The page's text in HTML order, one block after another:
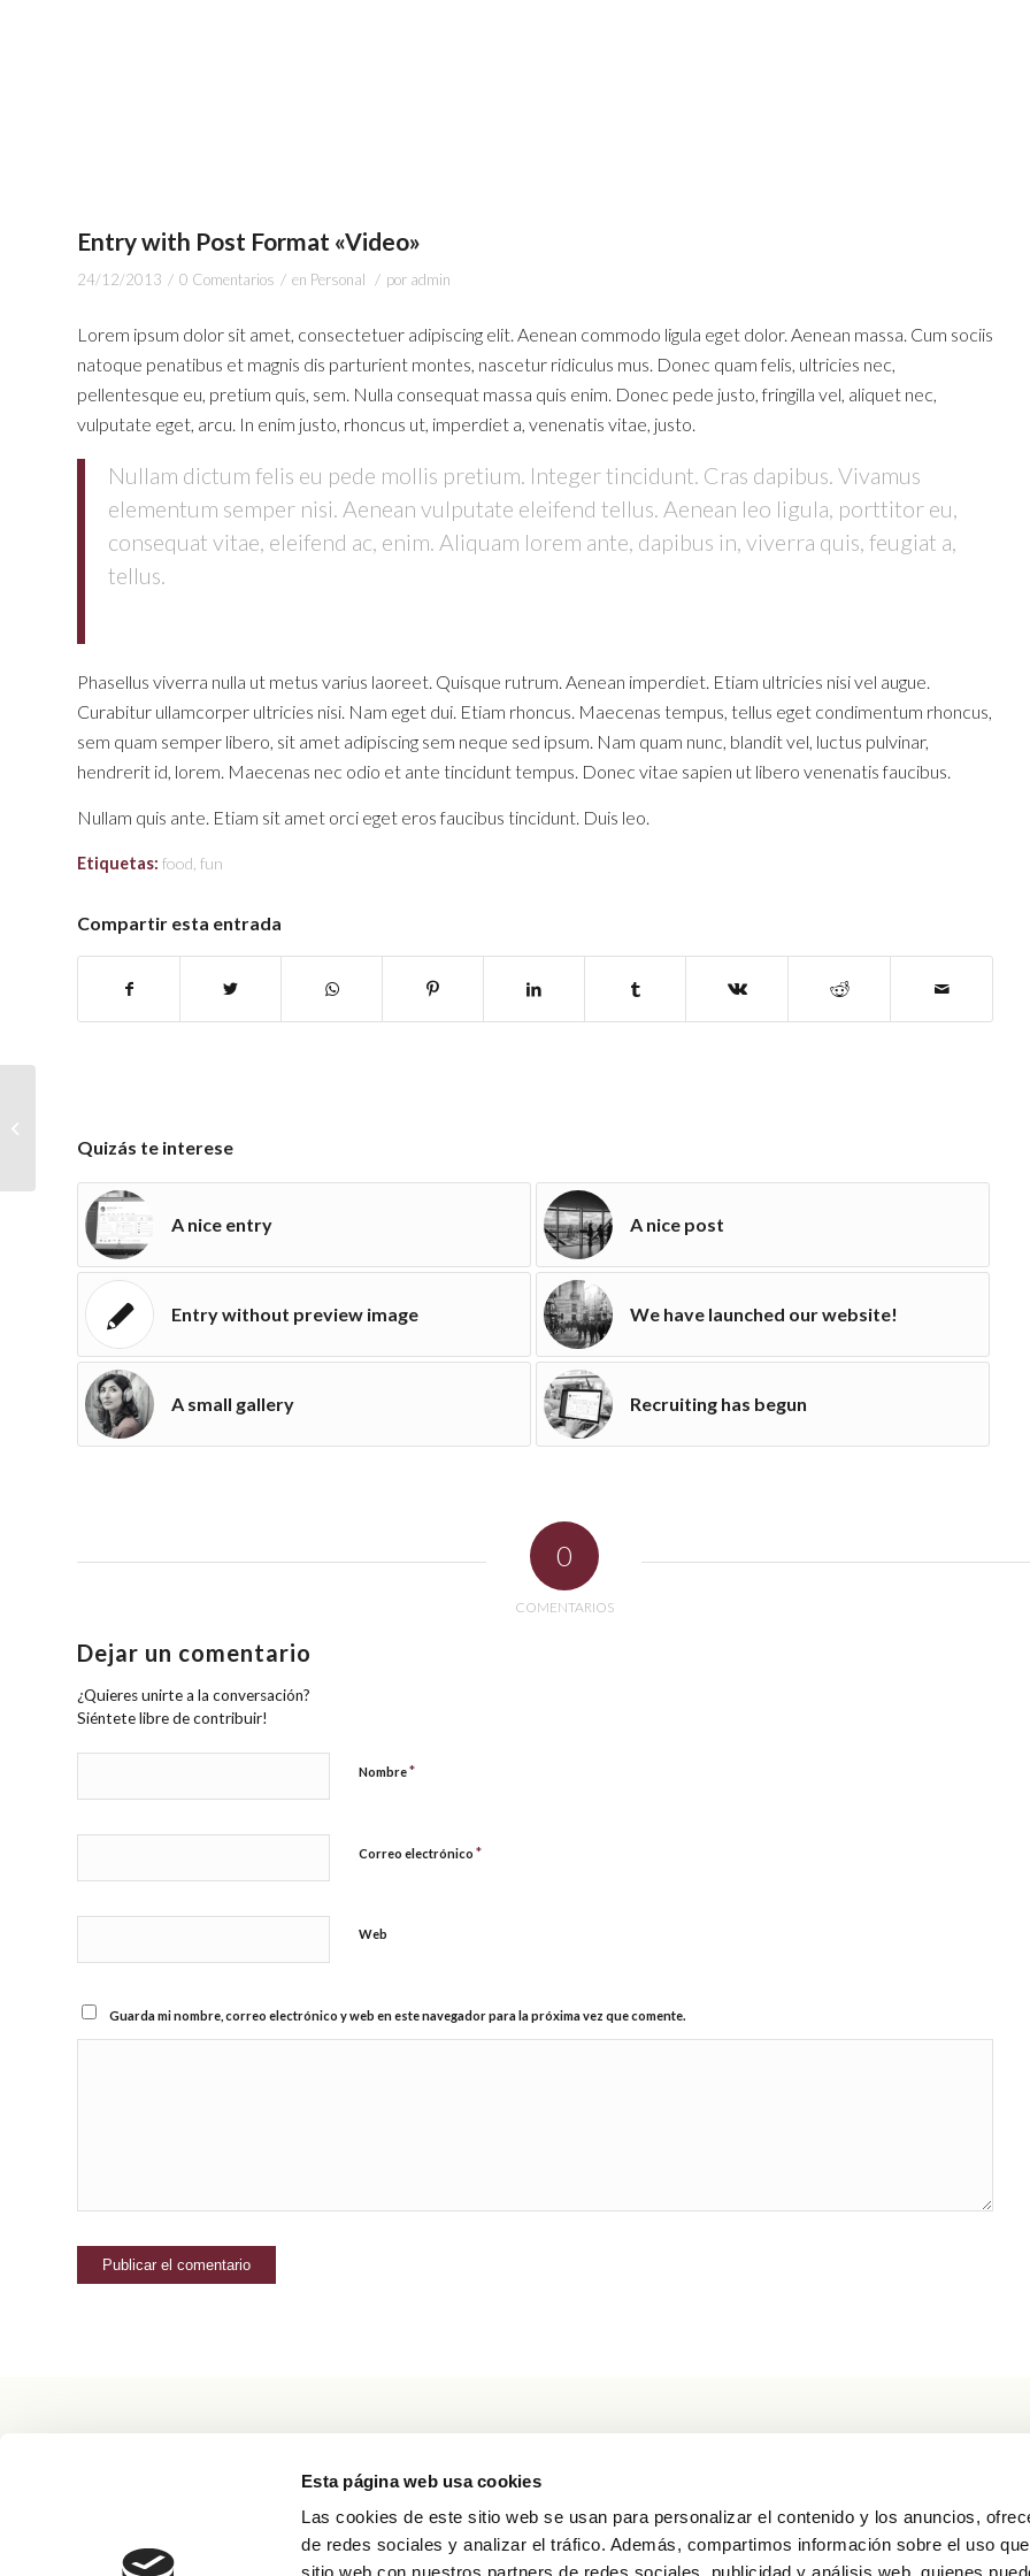
Esta página web usa cookies
Las cookies de este sitio web se usan para personalizar el contenido y los anuncios,
de redes sociales y analizar el tráfico. Además, compartimos información sobre el uso
Entry with Post Format «Video»
24/12/2013 / 0 Comentarios / en Personal / por admin
Lorem ipsum dolor sit amet, consectetuer adipiscing elit. Aenean commodo ligula eget dolor. Aenean massa. Cum sociis
natoque penatibus et magnis dis parturient montes, nascetur ridiculus mus. Donec quam felis, ultricies nec,
pellentesque eu, pretium quis, sem. Nulla consequat massa quis enim. Donec pede justo, fringilla vel, aliquet nec,
vulputate eget, arcu. In enim justo, rhoncus ut, imperdiet a, venenatis vitae, justo.
Nullam dictum felis eu pede mollis pretium. Integer tincidunt. Cras dapibus. Vivamus
elementum semper nisi. Aenean vulputate eleifend tellus. Aenean leo ligula, porttitor eu,
consequat vitae, eleifend ac, enim. Aliquam lorem ante, dapibus in, viverra quis, feugiat a,
tellus.
Phasellus viverra nulla ut metus varius laoreet. Quisque rutrum. Aenean imperdiet. Etiam ultricies nisi vel augue.
Curabitur ullamcorper ultricies nisi. Nam eget dui. Etiam rhoncus. Maecenas tempus, tellus eget condimentum rhoncus,
sem quam semper libero, sit amet adipiscing sem neque sed ipsum. Nam quam nunc, blandit vel, luctus pulvinar,
hendrerit id, lorem. Maecenas nec odio et ante tincidunt tempus. Donec vitae sapien ut libero venenatis faucibus.
Nullam quis ante. Etiam sit amet orci eget eros faucibus tincidunt. Duis leo.
Etiquetas: food, fun
Compartir esta entrada
Quizás te interese
A nice entry A nice post
Entry without preview image We have launched our website!
A small gallery Recruiting has begun
0
COMENTARIOS
Dejar un comentario
¿Quieres unirte a la conversación?
Siéntete libre de contribuir!
Nombre*
Correo electrónico *
Web
Guarda mi nombre, correo electrónico y web en este navegador para la próxima vez que comente.
Vino, Zamora
Teléfono: 653 918 014